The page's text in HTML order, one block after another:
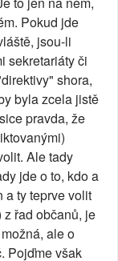
Pokud jde
jsou-li
sekretariáty či
shora,
byla zcela jistě
pravda, že
Ale tady
jde o to, kdo a
a ty teprve volit
řad občanů, je
ale o
Pojďme však